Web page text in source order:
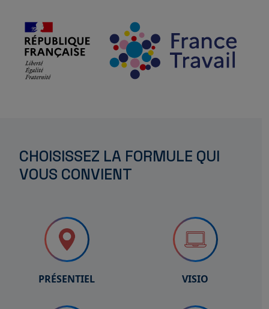
CHOISISSEZ LA FORMULE QUI
VOUS CONVIENT
PRÉSENTIEL VISIO